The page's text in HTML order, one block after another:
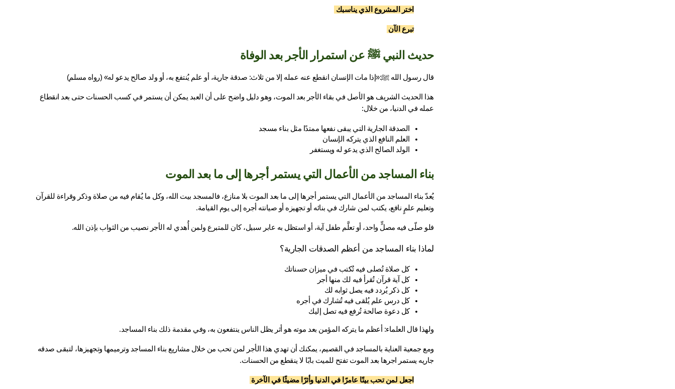
اختر المشروع الذي يناسبك
تبرع الآن
حديث النبي ﷺ عن استمرار الأجر بعد الوفاة
قال رسول الله ﷺ:«إذا مات الإنسان انقطع عنه عمله إلا من ثلاث: صدقة جارية، أو علم يُنتفع به، أو ولد صالح يدعو له» (رواه مسلم)
عمله في الدنيا، من خلال:
الصدقة الجارية التي يبقى نفعها ممتدًا مثل بناء مسجد
العلم النافع الذي يتركه الإنسان
الولد الصالح الذي يدعو له ويستغفر
بناء المساجد من الأعمال التي يستمر أجرها إلى ما بعد الموت
وتعليم علمٍ نافع، يكتب لمن شارك في بنائه أو تجهيزه أو صيانته أجره إلى يوم القيامة.
فلو صلّى فيه مصلٍّ واحد، أو تعلَّم طفل آية، أو استظل به عابر سبيل، كان للمتبرع ولمن أُهدي له الأجر نصيب من الثواب بإذن الله.
لماذا بناء المساجد من أعظم الصدقات الجارية؟
كل صلاة تُصلى فيه تُكتب في ميزان حسناتك
كل آية قرآن تُقرأ فيه لك منها أجر
كل ذكر يُردد فيه يصل ثوابه لك
كل درس علم يُلقى فيه تُشارك في أجره
كل دعوة صالحة تُرفع فيه تصل إليك
ولهذا قال العلماء: أعظم ما يتركه المؤمن بعد موته هو أثر يظل الناس ينتفعون به، وفي مقدمة ذلك بناء المساجد.
جاريه يستمر اجرها بعد الموت تفتح للميت بابًا لا ينقطع من الحسنات.
اجعل لمن تحب بيتًا عامرًا في الدنيا وأثرًا مضيئًا في الآخرة